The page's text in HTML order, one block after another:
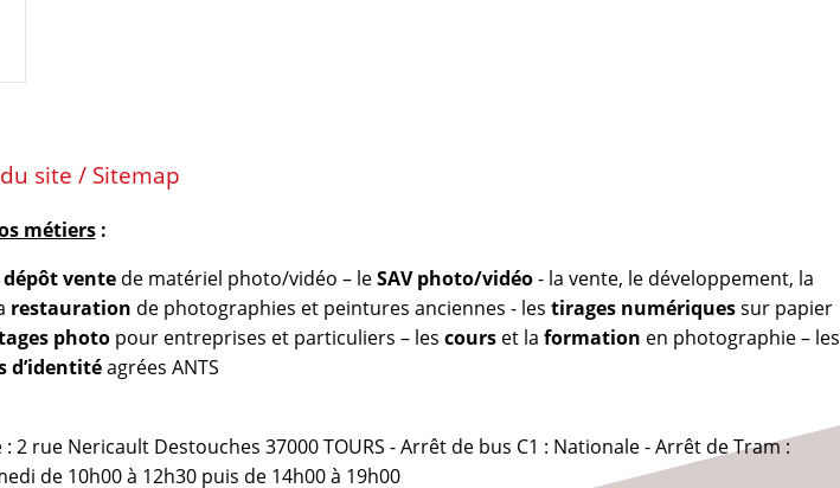
site / Sitemap
métiers:
dépôt ventede matériel photo/vidéo – leSAV photo/vidéo- la vente, le développement, la
restauration de photographies et peintures anciennes - les tirages numériquessur papier
photopour entreprises et particuliers – les courset la formation en photographie – les
d’identitéagrées ANTS
2 rue Nericault Destouches 37000 TOURS - Arrêt de bus C1 : Nationale - Arrêt de Tram :
de 10h00 à 12h30 puis de 14h00 à 19h00